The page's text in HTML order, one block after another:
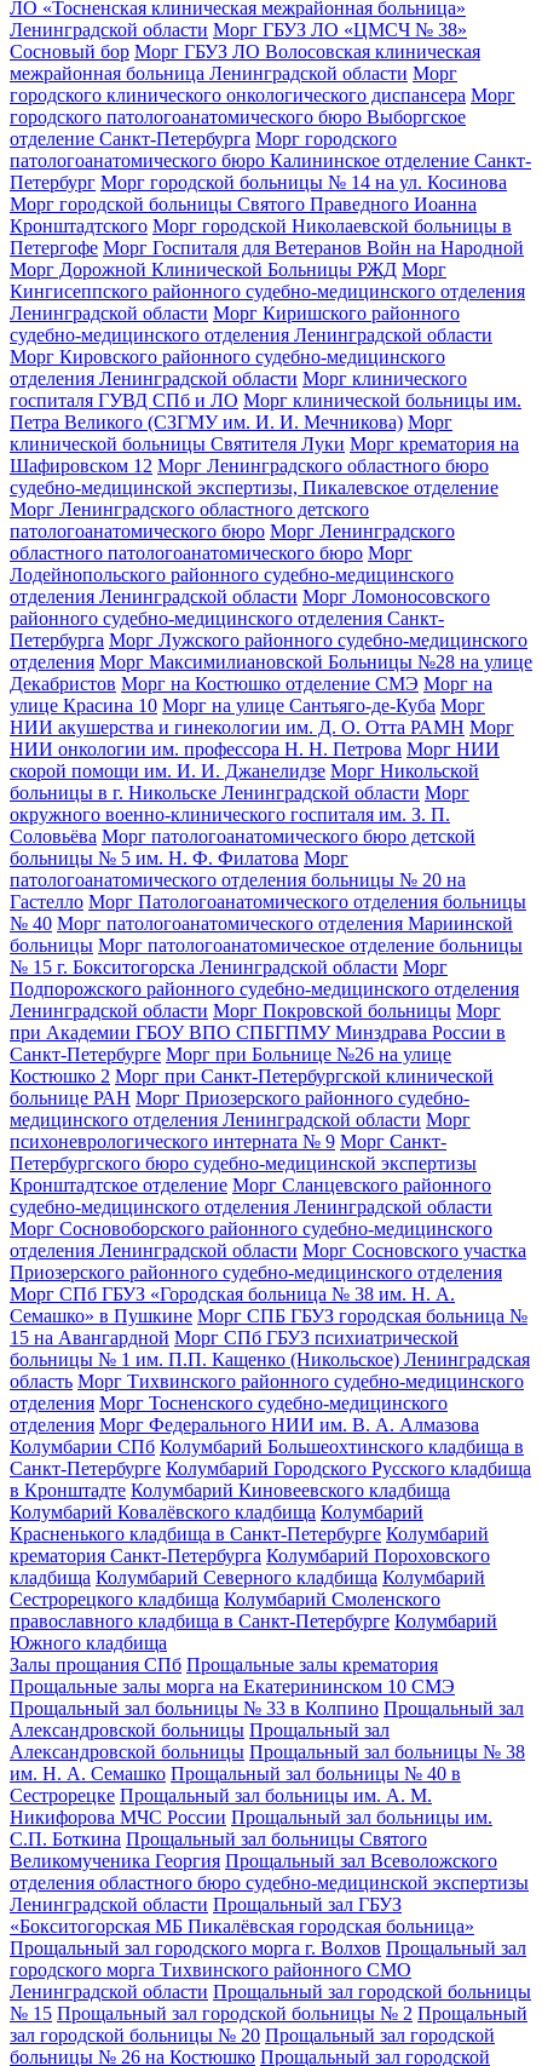
ЛО «Тосненская клиническая межрайонная больница»
Ленинградской области Морг ГБУЗ ЛО «ЦМСЧ № 38»
Сосновый бор Морг ГБУЗ ЛО Волосовская клиническая
межрайонная больница Ленинградской области Морг
городского клинического онкологического диспансера Морг
городского патологоанатомического бюро Выборгское
отделение Санкт-Петербурга Морг городского
патологоанатомического бюро Калининское отделение Санкт-
Петербург Морг городской больницы № 14 на ул. Косинова
Морг городской больницы Святого Праведного Иоанна
Кронштадтского Морг городской Николаевской больницы в
Петергофе Морг Госпиталя для Ветеранов Войн на Народной
Морг Дорожной Клинической Больницы РЖД Морг
Кингисеппского районного судебно-медицинского отделения
Ленинградской области Морг Киришского районного
судебно-медицинского отделения Ленинградской области
Морг Кировского районного судебно-медицинского
отделения Ленинградской области Морг клинического
госпиталя ГУВД СПб и ЛО Морг клинической больницы им.
Петра Великого (СЗГМУ им. И. И. Мечникова) Морг
клинической больницы Святителя Луки Морг крематория на
Шафировском 12 Морг Ленинградского областного бюро
судебно-медицинской экспертизы, Пикалевское отделение
Морг Ленинградского областного детского
патологоанатомического бюро Морг Ленинградского
областного патологоанатомического бюро Морг
Лодейнопольского районного судебно-медицинского
отделения Ленинградской области Морг Ломоносовского
районного судебно-медицинского отделения Санкт-
Петербурга Морг Лужского районного судебно-медицинского
отделения Морг Максимилиановской Больницы №28 на улице
Декабристов Морг на Костюшко отделение СМЭ Морг на
улице Красина 10 Морг на улице Сантьяго-де-Куба Морг
НИИ акушерства и гинекологии им. Д. О. Отта РАМН Морг
НИИ онкологии им. профессора Н. Н. Петрова Морг НИИ
скорой помощи им. И. И. Джанелидзе Морг Никольской
больницы в г. Никольске Ленинградской области Морг
окружного военно-клинического госпиталя им. З. П.
Соловьёва Морг патологоанатомического бюро детской
больницы № 5 им. Н. Ф. Филатова Морг
патологоанатомического отделения больницы № 20 на
Гастелло Морг Патологоанатомического отделения больницы
№ 40 Морг патологоанатомического отделения Мариинской
больницы Морг патологоанатомическое отделение больницы
№ 15 г. Бокситогорска Ленинградской области Морг
Подпорожского районного судебно-медицинского отделения
Ленинградской области Морг Покровской больницы Морг
при Академии ГБОУ ВПО СПБГПМУ Минздрава России в
Санкт-Петербурге Морг при Больнице №26 на улице
Костюшко 2 Морг при Санкт-Петербургской клинической
больнице РАН Морг Приозерского районного судебно-
медицинского отделения Ленинградской области Морг
психоневрологического интерната № 9 Морг Санкт-
Петербургского бюро судебно-медицинской экспертизы
Кронштадтское отделение Морг Сланцевского районного
судебно-медицинского отделения Ленинградской области
Морг Сосновоборского районного судебно-медицинского
отделения Ленинградской области Морг Сосновского участка
Приозерского районного судебно-медицинского отделения
Морг СПб ГБУЗ «Городская больница № 38 им. Н. А.
Семашко» в Пушкине Морг СПБ ГБУЗ городская больница №
15 на Авангардной Морг СПб ГБУЗ психиатрической
больницы № 1 им. П.П. Кащенко (Никольское) Ленинградская
область Морг Тихвинского районного судебно-медицинского
отделения Морг Тосненского судебно-медицинского
отделения Морг Федерального НИИ им. В. А. Алмазова
Колумбарии СПб Колумбарий Большеохтинского кладбища в
Санкт-Петербурге Колумбарий Городского Русского кладбища
в Кронштадте Колумбарий Киновеевского кладбища
Колумбарий Ковалёвского кладбища Колумбарий
Красненького кладбища в Санкт-Петербурге Колумбарий
крематория Cанкт-Петербурга Колумбарий Пороховского
кладбища Колумбарий Северного кладбища Колумбарий
Сестрорецкого кладбища Колумбарий Смоленского
православного кладбища в Санкт-Петербурге Колумбарий
Южного кладбища
Залы прощания СПб Прощальные залы крематория
Прощальные залы морга на Екатерининском 10 СМЭ
Прощальный зал больницы № 33 в Колпино Прощальный зал
Александровской больницы Прощальный зал
Александровской больницы Прощальный зал больницы № 38
им. Н. А. Семашко Прощальный зал больницы № 40 в
Сестрорецке Прощальный зал больницы им. А. М.
Никифорова МЧС России Прощальный зал больницы им.
С.П. Боткина Прощальный зал больницы Святого
Великомученика Георгия Прощальный зал Всеволожского
отделения областного бюро судебно-медицинской экспертизы
Ленинградской области Прощальный зал ГБУЗ
«Бокситогорская МБ Пикалёвская городская больница»
Прощальный зал городского морга г. Волхов Прощальный зал
городского морга Тихвинского районного СМО
Ленинградской области Прощальный зал городской больницы
№ 15 Прощальный зал городской больницы № 2 Прощальный
зал городской больницы № 20 Прощальный зал городской
больницы № 26 на Костюшко Прощальный зал городской